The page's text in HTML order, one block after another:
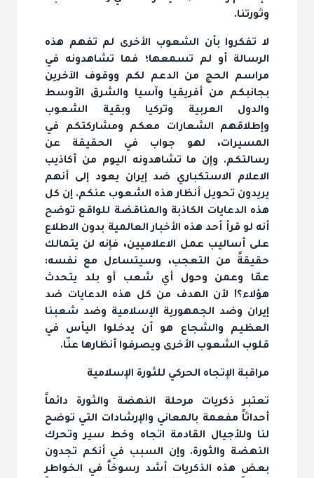
وثورتنا.
لا تفكروا بأن الشعوب الأخرى لم تفهم هذه
الرسالة أو لم تسمعها؛ فما تشاهدونه في
مراسم الحج من الدعم لكم ووقوف الآخرين
بجانبكم من أفريقيا وآسيا والشرق الأوسط
والدول العربية وتركيا وبقية الشعوب
وإطلاقهم الشعارات معكم ومشاركتكم في
المسيرات، لهو جواب في الحقيقة عن
رسالتكم. وإن ما تشاهدونه اليوم من أكاذيب
الاعلام الاستكباري ضد إيران يعود إلى أنهم
يريدون تحويل أنظار هذه الشعوب عنكم. إن كل
هذه الدعايات الكاذبة والمناقضة للواقع توضح
أنه لو قرأ أحد هذه الأخبار العالمية بدون الاطلاع
على أساليب عمل الاعلاميين، فإنه لن يتمالك
حقيقةً من التعجب، وسيتساءل مع نفسه:
عمّا وعمن وحول أي شعب أو بلد يتحدث
هؤلاء؟! لأن الهدف من كل هذه الدعايات ضد
إيران وضد الجمهورية الإسلامية وضد شعبنا
العظيم والشجاع هو أن يدخلوا اليأس في
قلوب الشعوب الأخرى ويصرفوا أنظارها عنّا.
مراقبة الإتجاه الحركي للثورة الإسلامية
تعتبر ذكريات مرحلة النهضة والثورة دائماً
أحداثاً مفعمة بالمعاني والإرشادات التي توضح
لنا وللأجيال القادمة اتجاه وخط سير وتحرك
النهضة والثورة. وإن السبب في أنكم تجدون
بعض هذه الذكريات أشد رسوخاً في الخواطر